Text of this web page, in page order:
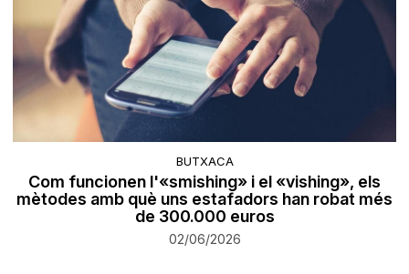
BUTXACA
Com funcionen l'«smishing» i el «vishing», els
mètodes amb què uns estafadors han robat més
de 300.000 euros
02/06/2026